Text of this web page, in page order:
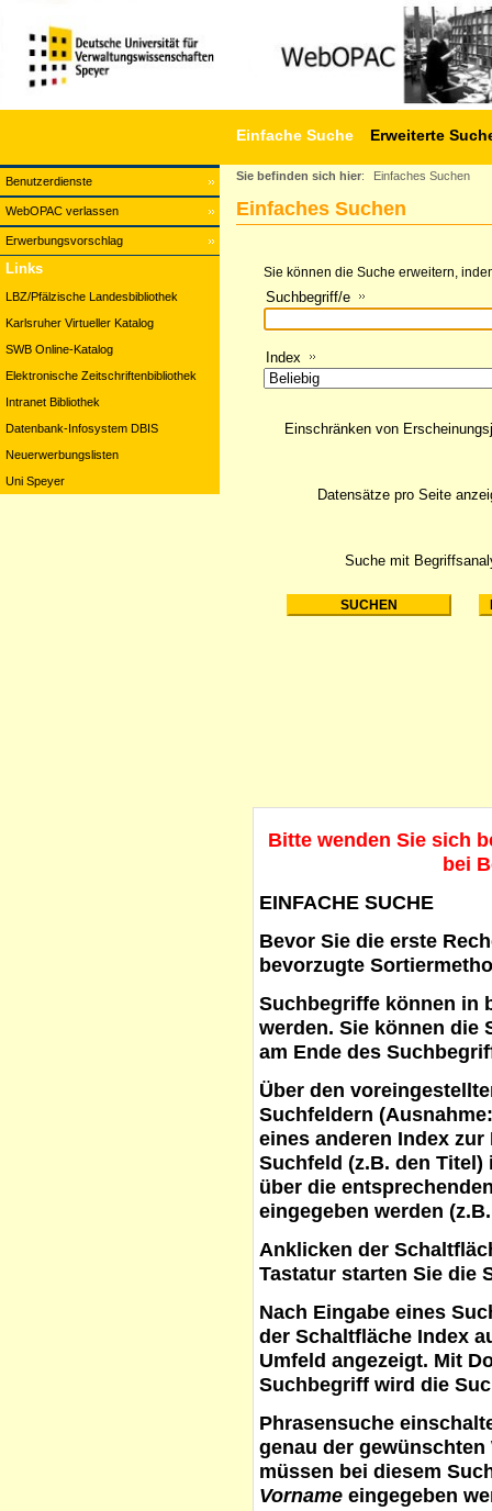
Benutzerdienste
WebOPAC verlassen
Erwerbungsvorschlag
Einfache Suche Erweiterte
Links
LBZ/Pfälzische Landesbibliothek
Karlsruher Virtueller Katalog
SWB Online-Katalog
Elektronische Zeitschriftenbibliothek
Intranet Bibliothek
Datenbank-Infosystem DBIS
Neuerwerbungslisten
Uni Speyer
Sie befinden sich hier: Einfaches Suchen
Einfaches Suchen
Sie können die Suche erweitern,
Suchbegriff/e
Index
Suche mit
Einschränken von
Datensätze pro Seite
Bitte wenden Sie sich
bei
EINFACHE SUCHE
Bevor Sie die erste
bevorzugte
Suchbegriffe können in
werden. Sie können die
am Ende des
Über den
Suchfeldern
eines anderen Index
Suchfeld (z.B. den
über die
eingegeben werden
Anklicken der
Tastatur starten Sie die
Nach Eingabe eines
der Schaltfläche Index
Umfeld angezeigt. Mit
Suchbegriff wird die
Phrasensuche
genau der
müssen bei diesem
Vorname eingegeben